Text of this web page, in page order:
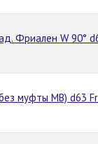
Фриален W 90°
муфты MB) d63